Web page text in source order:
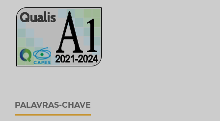
PALAVRAS-CHAVE